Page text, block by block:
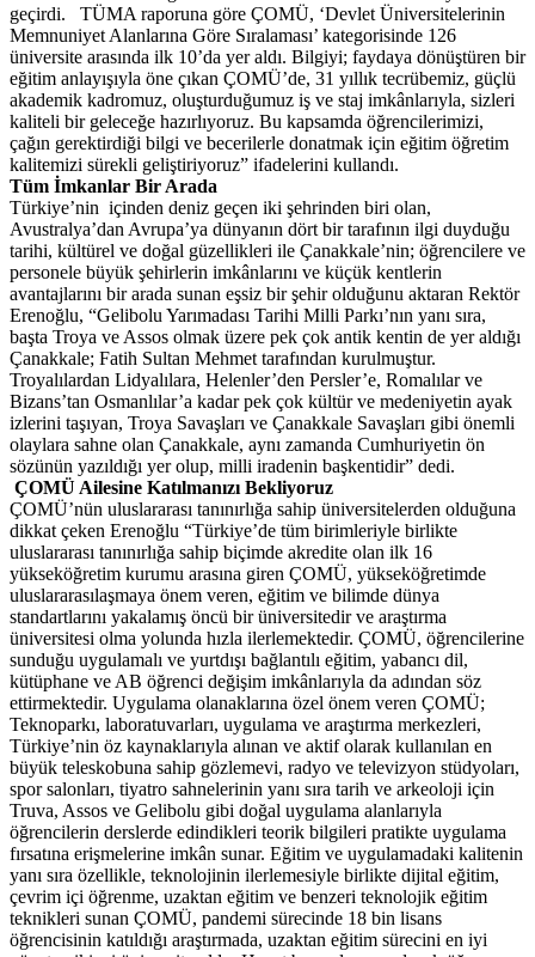
geçirdi. TÜMA raporuna göre ÇOMÜ, ‘Devlet Üniversitelerinin
Memnuniyet Alanlarına Göre Sıralaması’ kategorisinde 126
üniversite arasında ilk 10’da yer aldı. Bilgiyi; faydaya dönüştüren bir
eğitim anlayışıyla öne çıkan ÇOMÜ’de, 31 yıllık tecrübemiz, güçlü
akademik kadromuz, oluşturduğumuz iş ve staj imkânlarıyla, sizleri
kaliteli bir geleceğe hazırlıyoruz. Bu kapsamda öğrencilerimizi,
çağın gerektirdiği bilgi ve becerilerle donatmak için eğitim öğretim
kalitemizi sürekli geliştiriyoruz” ifadelerini kullandı.
Tüm İmkanlar Bir Arada
Türkiye’nin içinden deniz geçen iki şehrinden biri olan,
Avustralya’dan Avrupa’ya dünyanın dört bir tarafının ilgi duyduğu
tarihi, kültürel ve doğal güzellikleri ile Çanakkale’nin; öğrencilere ve
personele büyük şehirlerin imkânlarını ve küçük kentlerin
avantajlarını bir arada sunan eşsiz bir şehir olduğunu aktaran Rektör
Erenoğlu, “Gelibolu Yarımadası Tarihi Milli Parkı’nın yanı sıra,
başta Troya ve Assos olmak üzere pek çok antik kentin de yer aldığı
Çanakkale; Fatih Sultan Mehmet tarafından kurulmuştur.
Troyalılardan Lidyalılara, Helenler’den Persler’e, Romalılar ve
Bizans’tan Osmanlılar’a kadar pek çok kültür ve medeniyetin ayak
izlerini taşıyan, Troya Savaşları ve Çanakkale Savaşları gibi önemli
olaylara sahne olan Çanakkale, aynı zamanda Cumhuriyetin ön
sözünün yazıldığı yer olup, milli iradenin başkentidir” dedi.
ÇOMÜ Ailesine Katılmanızı Bekliyoruz
ÇOMÜ’nün uluslararası tanınırlığa sahip üniversitelerden olduğuna
dikkat çeken Erenoğlu “Türkiye’de tüm birimleriyle birlikte
uluslararası tanınırlığa sahip biçimde akredite olan ilk 16
yükseköğretim kurumu arasına giren ÇOMÜ, yükseköğretimde
uluslararasılaşmaya önem veren, eğitim ve bilimde dünya
standartlarını yakalamış öncü bir üniversitedir ve araştırma
üniversitesi olma yolunda hızla ilerlemektedir. ÇOMÜ, öğrencilerine
sunduğu uygulamalı ve yurtdışı bağlantılı eğitim, yabancı dil,
kütüphane ve AB öğrenci değişim imkânlarıyla da adından söz
ettirmektedir. Uygulama olanaklarına özel önem veren ÇOMÜ;
Teknoparkı, laboratuvarları, uygulama ve araştırma merkezleri,
Türkiye’nin öz kaynaklarıyla alınan ve aktif olarak kullanılan en
büyük teleskobuna sahip gözlemevi, radyo ve televizyon stüdyoları,
spor salonları, tiyatro sahnelerinin yanı sıra tarih ve arkeoloji için
Truva, Assos ve Gelibolu gibi doğal uygulama alanlarıyla
öğrencilerin derslerde edindikleri teorik bilgileri pratikte uygulama
fırsatına erişmelerine imkân sunar. Eğitim ve uygulamadaki kalitenin
yanı sıra özellikle, teknolojinin ilerlemesiyle birlikte dijital eğitim,
çevrim içi öğrenme, uzaktan eğitim ve benzeri teknolojik eğitim
teknikleri sunan ÇOMÜ, pandemi sürecinde 18 bin lisans
öğrencisinin katıldığı araştırmada, uzaktan eğitim sürecini en iyi